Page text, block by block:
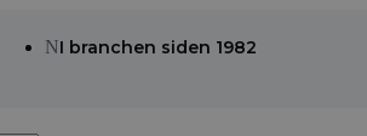
NI branchen siden 1982